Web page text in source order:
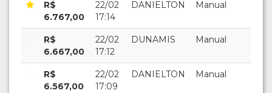
R$
6.767,00
22/02
17:14
DANIELTON Manual
R$
6.667,00
22/02
17:12
DUNAMIS Manual
R$
6.567,00
22/02
17:09
DANIELTON Manual